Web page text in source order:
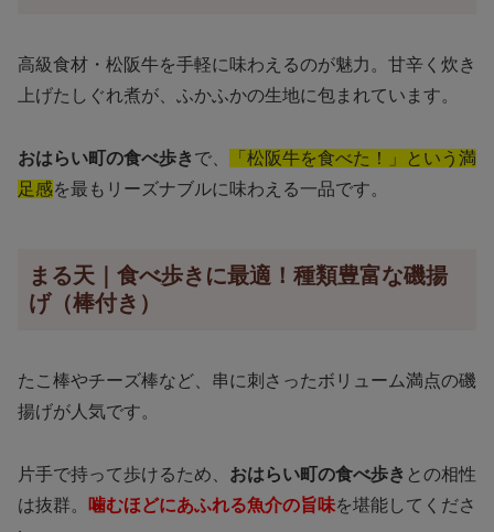
高級食材・松阪牛を手軽に味わえるのが魅力。甘辛く炊き
上げたしぐれ煮が、ふかふかの生地に包まれています。
おはらい町の食べ歩き で、
「松阪牛を食べた！」という満
足感を最もリーズナブルに味わえる一品です。
まる天｜食べ歩きに最適！種類豊富な磯揚
げ（棒付き）
たこ棒やチーズ棒など、串に刺さったボリューム満点の磯
揚げが人気です。
片手で持って歩けるため、 おはらい町の食べ歩き との相性
は抜群。
噛むほどにあふれる魚介の旨味を堪能してくださ